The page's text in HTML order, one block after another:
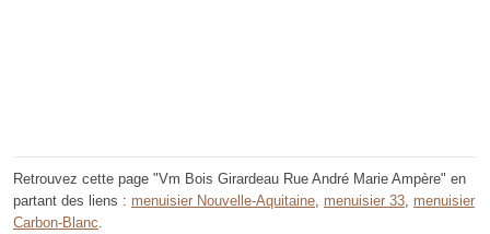
Retrouvez cette page "Vm Bois Girardeau Rue André Marie Ampère" en
partant des liens : menuisier Nouvelle-Aquitaine, menuisier 33, menuisier
Carbon-Blanc.